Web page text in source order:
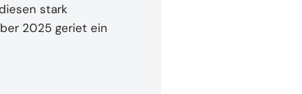
stark
2025 geriet ein